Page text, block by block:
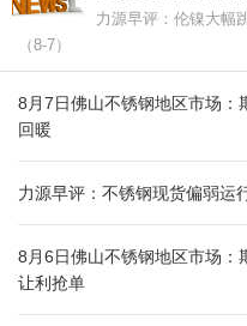
力源早评：伦镍大幅
（8-7）
8月7日佛山不锈钢地区市场：
回暖
力源早评：不锈钢现货偏弱运
8月6日佛山不锈钢地区市场：
让利抢单